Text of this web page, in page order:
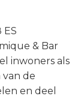
ES
& Bar
inwoners als
van de
en deel